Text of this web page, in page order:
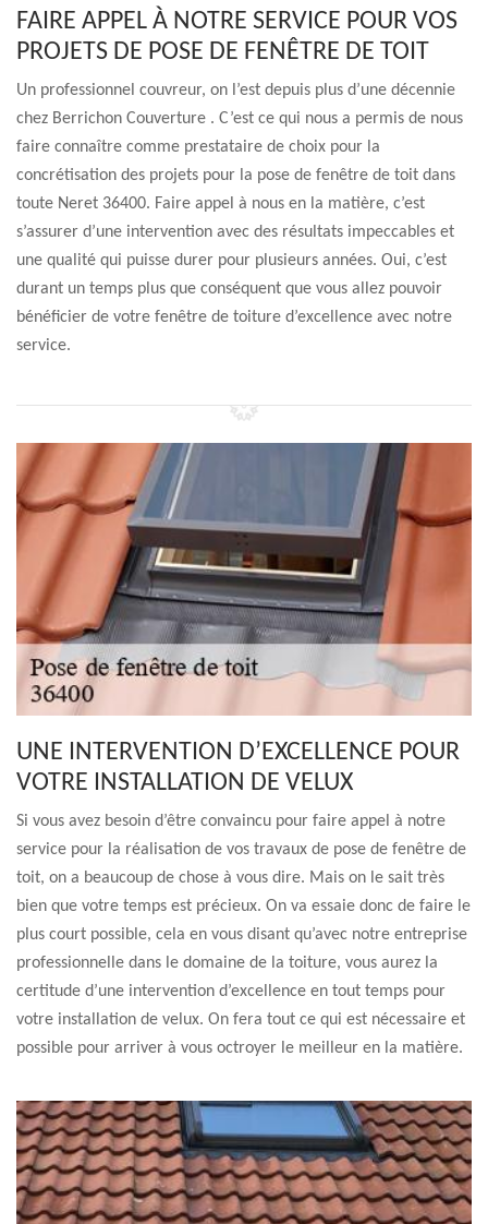
FAIRE APPEL À NOTRE SERVICE POUR VOS
PROJETS DE POSE DE FENÊTRE DE TOIT
Un professionnel couvreur, on l’est depuis plus d’une décennie
chez Berrichon Couverture . C’est ce qui nous a permis de nous
faire connaître comme prestataire de choix pour la
concrétisation des projets pour la pose de fenêtre de toit dans
toute Neret 36400. Faire appel à nous en la matière, c’est
s’assurer d’une intervention avec des résultats impeccables et
une qualité qui puisse durer pour plusieurs années. Oui, c’est
durant un temps plus que conséquent que vous allez pouvoir
bénéficier de votre fenêtre de toiture d’excellence avec notre
service.
UNE INTERVENTION D’EXCELLENCE POUR
VOTRE INSTALLATION DE VELUX
Si vous avez besoin d’être convaincu pour faire appel à notre
service pour la réalisation de vos travaux de pose de fenêtre de
toit, on a beaucoup de chose à vous dire. Mais on le sait très
bien que votre temps est précieux. On va essaie donc de faire le
plus court possible, cela en vous disant qu’avec notre entreprise
professionnelle dans le domaine de la toiture, vous aurez la
certitude d’une intervention d’excellence en tout temps pour
votre installation de velux. On fera tout ce qui est nécessaire et
possible pour arriver à vous octroyer le meilleur en la matière.